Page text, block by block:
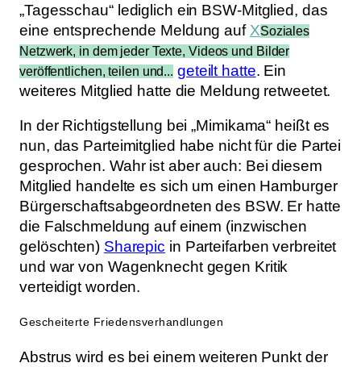
„Tagesschau“ lediglich ein BSW-Mitglied, das
eine entsprechende Meldung auf XSoziales
Netzwerk, in dem jeder Texte, Videos und Bilder
veröffentlichen, teilen und... geteilt hatte. Ein
weiteres Mitglied hatte die Meldung retweetet.
In der Richtigstellung bei „Mimikama“ heißt es
nun, das Parteimitglied habe nicht für die Partei
gesprochen. Wahr ist aber auch: Bei diesem
Mitglied handelte es sich um einen Hamburger
Bürgerschaftsabgeordneten des BSW. Er hatte
die Falschmeldung auf einem (inzwischen
gelöschten) Sharepic in Parteifarben verbreitet
und war von Wagenknecht gegen Kritik
verteidigt worden.
Gescheiterte Friedensverhandlungen
Abstrus wird es bei einem weiteren Punkt der